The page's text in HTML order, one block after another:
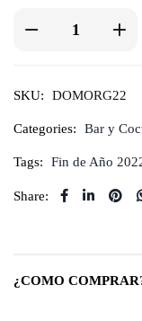
SKU: DOMORG22
Categories: Bar y
Tags: Fin de Año
Share:
¿COMO